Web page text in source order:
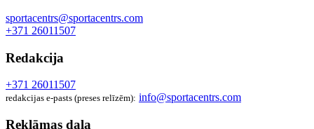
sportacentrs@sportacentrs.com
+371 26011507
Redakcija
+371 26011507
redakcijas e-pasts (preses relīzēm): info@sportacentrs.com
Reklāmas daļa